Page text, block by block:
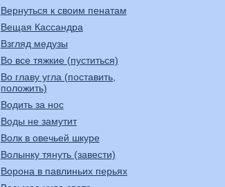
Вернуться к своим пенатам
Вещая Кассандра
Взгляд медузы
Во все тяжкие (пуститься)
Во главу угла (поставить,
положить)
Водить за нос
Воды не замутит
Волк в овечьей шкуре
Волынку тянуть (завести)
Ворона в павлиньих перьях